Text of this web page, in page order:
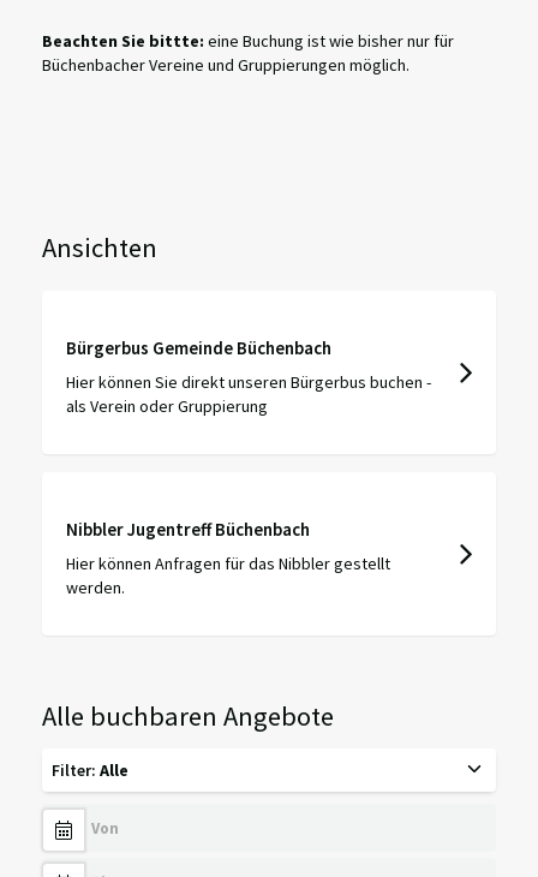
Beachten Sie bittte: eine Buchung ist wie bisher nur für
Büchenbacher Vereine und Gruppierungen möglich.
Ansichten
Bürgerbus Gemeinde Büchenbach
Hier können Sie direkt unseren Bürgerbus buchen -
als Verein oder Gruppierung
Nibbler Jugentreff Büchenbach
Hier können Anfragen für das Nibbler gestellt
werden.
Alle buchbaren Angebote
Filter: Alle